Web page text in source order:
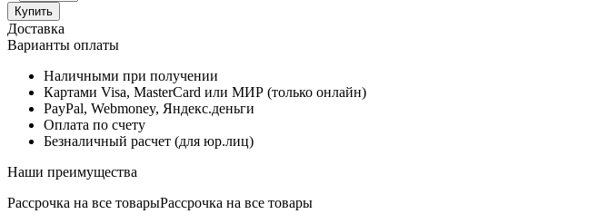
Купить
Доставка
Варианты оплаты
Наличными при получении
Картами Visa, MasterCard или МИР (только онлайн)
PayPal, Webmoney, Яндекс.деньги
Оплата по счету
Безналичный расчет (для юр.лиц)
Наши преимущества
Рассрочка на все товарыРассрочка на все товары